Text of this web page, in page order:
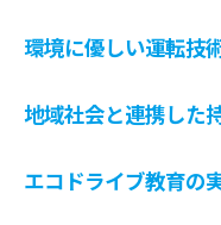
環境に優しい運転技
地域社会と連携した
エコドライブ教育の